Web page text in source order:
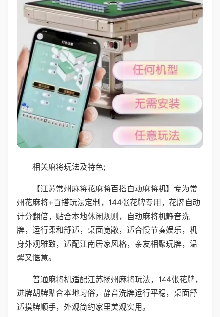
相关麻将玩法及特色;
【江苏常州麻将花麻将百搭自动麻将机】专为常
州花麻将+百搭玩法定制，144张花牌专用，花牌自动
计分翻倍，贴合本地休闲规则，自动麻将机静音洗
牌，运行柔和舒适，桌面宽敞，适合慢节奏娱乐，机
身外观雅致，适配江南居家风格，亲友相聚玩牌，温
馨又惬意。
普通麻将机适配江苏扬州麻将玩法，144张花牌，
进牌胡牌贴合本地习俗，静音洗牌运行平稳，桌面舒
适摸牌顺手，外观简约家里美观实用。